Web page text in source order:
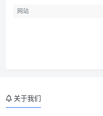
关于我们